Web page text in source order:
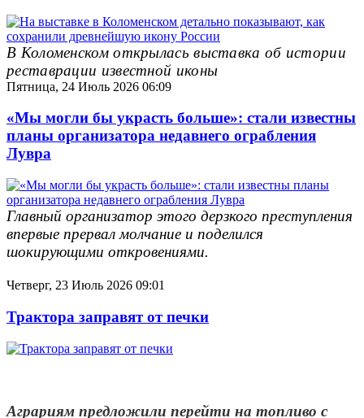
В Коломенском открылась выставка об истории
реставрации известной иконы
Пятница, 24 Июль 2026 06:09
«Мы могли бы украсть больше»: cтали известны
планы организатора недавнего ограбления
Лувра
Главный организатор этого дерзкого преступления
впервые прервал молчание и поделился
шокирующими откровениями.
Четверг, 23 Июль 2026 09:01
Трактора заправят от печки
Аграриям предложили перейти на топливо с